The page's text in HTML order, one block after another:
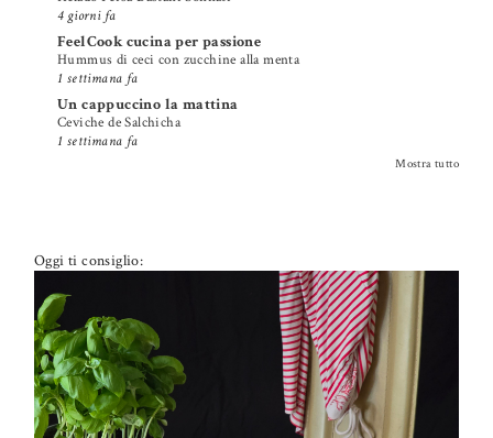
4 giorni fa
FeelCook cucina per passione
Hummus di ceci con zucchine alla menta
1 settimana fa
Un cappuccino la mattina
Ceviche de Salchicha
1 settimana fa
Mostra tutto
Oggi ti consiglio: